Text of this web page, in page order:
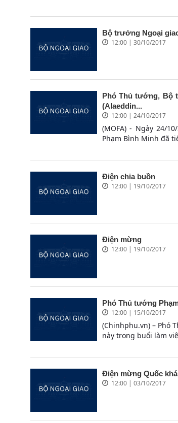
Bộ trưởng Ngoại
12:00 | 30/10/2017
Phó Thủ tướng, Bộ
(Alaeddin...
12:00 | 24/10/2017
(MOFA) - Ngày 24/
Phạm Bình Minh đã
Điện chia buồn
12:00 | 19/10/2017
Điện mừng
12:00 | 19/10/2017
Phó Thủ tướng
12:00 | 15/10/2017
(Chinhphu.vn) – Phó
này trong buổi làm
Điện mừng Quốc
12:00 | 03/10/2017